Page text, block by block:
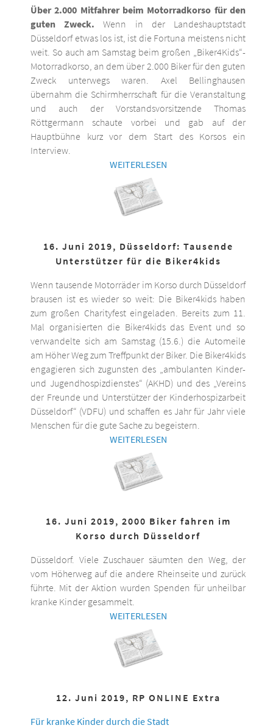
Über 2.000 Mitfahrer beim Motorradkorso für den
guten Zweck. Wenn in der Landeshauptstadt
Düsseldorf etwas los ist, ist die Fortuna meistens nicht
weit. So auch am Samstag beim großen „Biker4Kids“-
Motorradkorso, an dem über 2.000 Biker für den guten
Zweck unterwegs waren. Axel Bellinghausen
übernahm die Schirmherrschaft für die Veranstaltung
und auch der Vorstandsvorsitzende Thomas
Röttgermann schaute vorbei und gab auf der
Hauptbühne kurz vor dem Start des Korsos ein
Interview.
WEITERLESEN
16. Juni 2019, Düsseldorf: Tausende
Unterstützer für die Biker4kids
Wenn tausende Motorräder im Korso durch Düsseldorf
brausen ist es wieder so weit: Die Biker4kids haben
zum großen Charityfest eingeladen. Bereits zum 11.
Mal organisierten die Biker4kids das Event und so
verwandelte sich am Samstag (15.6.) die Automeile
am Höher Weg zum Treffpunkt der Biker. Die Biker4kids
engagieren sich zugunsten des „ambulanten Kinder-
und Jugendhospizdienstes“ (AKHD) und des „Vereins
der Freunde und Unterstützer der Kinderhospizarbeit
Düsseldorf“ (VDFU) und schaffen es Jahr für Jahr viele
Menschen für die gute Sache zu begeistern.
WEITERLESEN
16. Juni 2019, 2000 Biker fahren im
Korso durch Düsseldorf
Düsseldorf. Viele Zuschauer säumten den Weg, der
vom Höherweg auf die andere Rheinseite und zurück
führte. Mit der Aktion wurden Spenden für unheilbar
kranke Kinder gesammelt.
WEITERLESEN
12. Juni 2019, RP ONLINE Extra
Für kranke Kinder durch die Stadt